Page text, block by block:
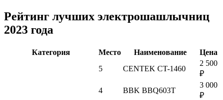
Рейтинг лучших электрошашлычниц
2023 года
Категория Место Наименование Цена
5 CENTEK CT-1460
2 500
₽
4
BBK BBQ603T
3 000
₽